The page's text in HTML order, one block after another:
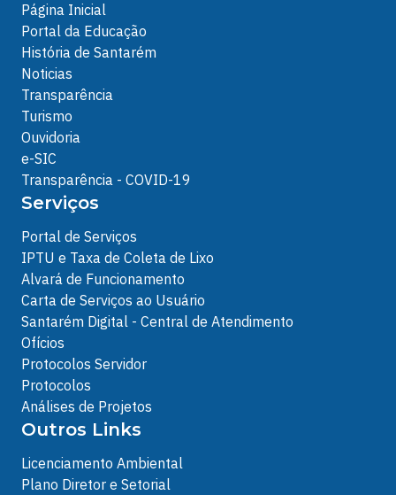
Página Inicial
Portal da Educação
História de Santarém
Noticias
Transparência
Turismo
Ouvidoria
e-SIC
Transparência - COVID-19
Serviços
Portal de Serviços
IPTU e Taxa de Coleta de Lixo
Alvará de Funcionamento
Carta de Serviços ao Usuário
Santarém Digital - Central de Atendimento
Ofícios
Protocolos Servidor
Protocolos
Análises de Projetos
Outros Links
Licenciamento Ambiental
Plano Diretor e Setorial